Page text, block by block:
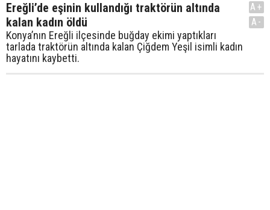
Ereğli’de eşinin kullandığı traktörün altında
kalan kadın öldü
Konya’nın Ereğli ilçesinde buğday ekimi yaptıkları
tarlada traktörün altında kalan Çiğdem Yeşil isimli kadın
hayatını kaybetti.
A+
A-